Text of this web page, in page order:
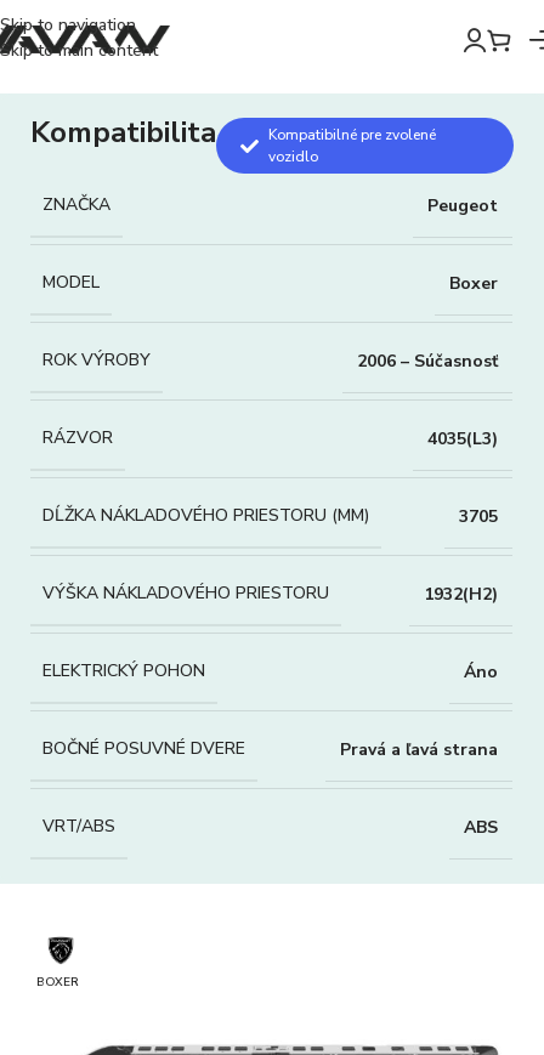
Skip to navigation
Skip to main content
Kompatibilita
Kompatibilné pre zvolené
vozidlo
ZNAČKA Peugeot
MODEL Boxer
ROK VÝROBY 2006 – Súčasnosť
RÁZVOR 4035(L3)
DĹŽKA NÁKLADOVÉHO PRIESTORU (MM) 3705
VÝŠKA NÁKLADOVÉHO PRIESTORU 1932(H2)
ELEKTRICKÝ POHON Áno
BOČNÉ POSUVNÉ DVERE Pravá a ľavá strana
VRT/ABS ABS
BOXER